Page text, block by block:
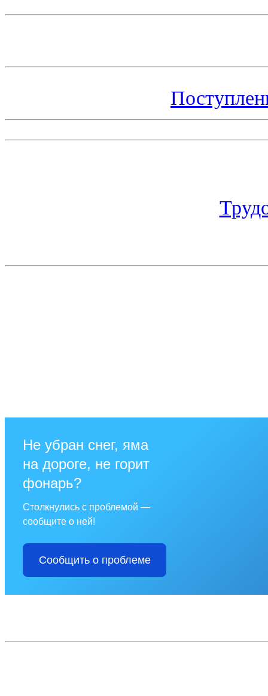
Не убран снег, яма
на дороге, не горит
фонарь?
Столкнулись с проблемой —
сообщите о ней!
Сообщить о проблеме